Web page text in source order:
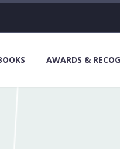
AWARDS &